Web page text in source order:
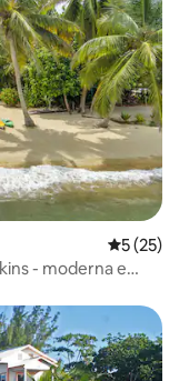
5 de uma
5 (25)
- moderna e